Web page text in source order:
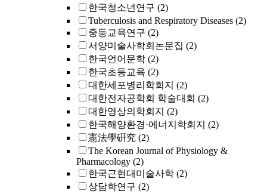
한국청소년연구 (2)
Tuberculosis and Respiratory Diseases (2)
중등교육연구 (2)
서양미술사학회논문집 (2)
한국언어문학 (2)
한국초등교육 (2)
대한세포병리학회지 (2)
대한전자공학회 학술대회 (2)
대한영상의학회지 (2)
한국해양환경·에너지학회지 (2)
憲法學硏究 (2)
The Korean Journal of Physiology &
Pharmacology (2)
한국근현대미술사학 (2)
상담학연구 (2)